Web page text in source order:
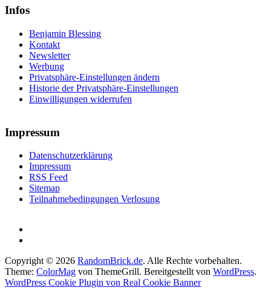
Infos
Benjamin Blessing
Kontakt
Newsletter
Werbung
Privatsphäre-Einstellungen ändern
Historie der Privatsphäre-Einstellungen
Einwilligungen widerrufen
Impressum
Datenschutzerklärung
Impressum
RSS Feed
Sitemap
Teilnahmebedingungen Verlosung
Copyright © 2026 RandomBrick.de. Alle Rechte vorbehalten.
Theme: ColorMag von ThemeGrill. Bereitgestellt von WordPress.
WordPress Cookie Plugin von Real Cookie Banner